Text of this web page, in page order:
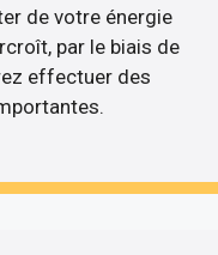
de votre énergie
par le biais de
effectuer des